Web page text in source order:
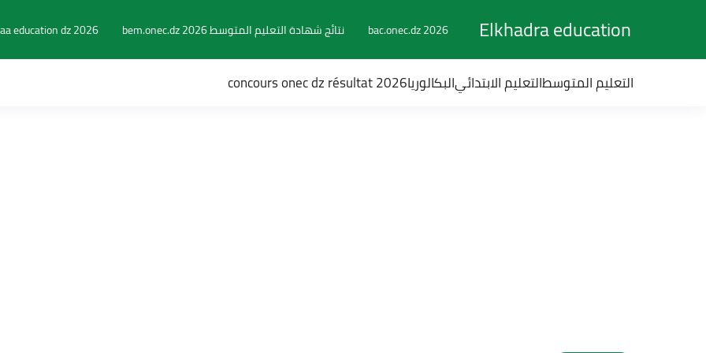
Elkhadra education
bac.onec.dz 2026 نتائج شهادة التعليم المتوسط 2026 bem.onec.dz education dz 2026
التعليم المتوسطالتعليم الابتدائيالبكالورياconcours onec dz résultat 2026